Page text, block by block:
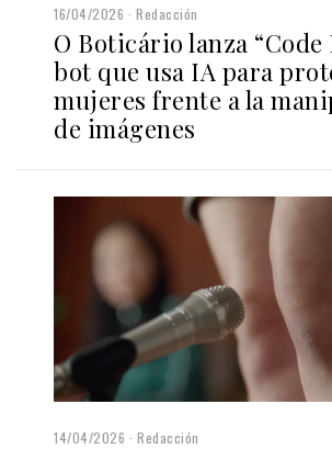
16/04/2026 Redacción
O Boticário lanza “Code
bot que usa IA para
mujeres frente a la
de imágenes
14/04/2026 Redacción